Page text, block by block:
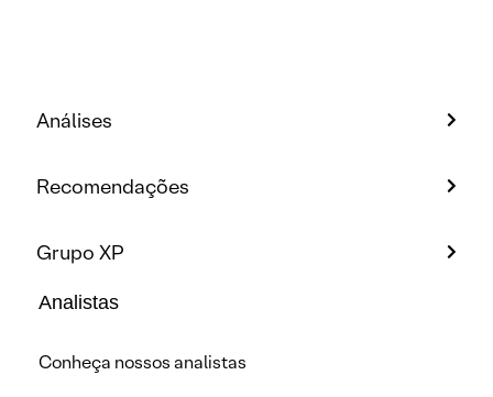
Análises
Recomendações
Grupo XP
Analistas
Conheça nossos analistas